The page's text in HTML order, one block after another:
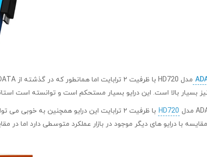
HD720
های دیگر موجود در بازار عملکرد متوسطی دارد اما در مقایسه با درایو های ۱ ترابایتی موجود